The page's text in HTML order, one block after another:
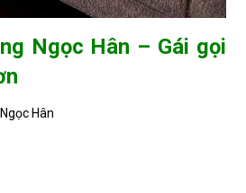
Ngọc Hân – Gái gọi
Hân